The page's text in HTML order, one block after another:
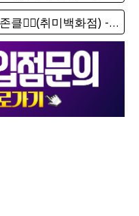
┼ミ존클올레이디방.comミ┼존클❤️‍🔥(취미백화점) - 단톡방